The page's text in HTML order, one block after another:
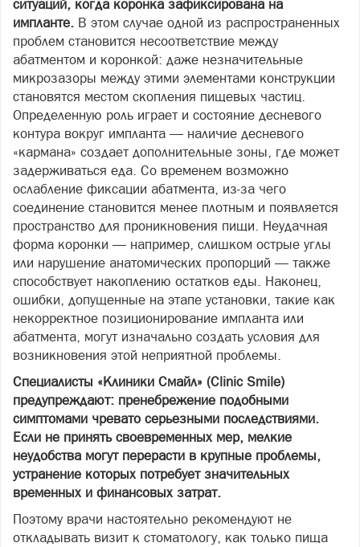
ситуаций, когда коронка зафиксирована на
импланте. В этом случае одной из распространенных
проблем становится несоответствие между
абатментом и коронкой: даже незначительные
микрозазоры между этими элементами конструкции
становятся местом скопления пищевых частиц.
Определенную роль играет и состояние десневого
контура вокруг импланта — наличие десневого
«кармана» создает дополнительные зоны, где может
задерживаться еда. Со временем возможно
ослабление фиксации абатмента, из‑за чего
соединение становится менее плотным и появляется
пространство для проникновения пищи. Неудачная
форма коронки — например, слишком острые углы
или нарушение анатомических пропорций — также
способствует накоплению остатков еды. Наконец,
ошибки, допущенные на этапе установки, такие как
некорректное позиционирование импланта или
абатмента, могут изначально создать условия для
возникновения этой неприятной проблемы.
Специалисты «Клиники Смайл» (Clinic Smile)
предупреждают: пренебрежение подобными
симптомами чревато серьезными последствиями.
Если не принять своевременных мер, мелкие
неудобства могут перерасти в крупные проблемы,
устранение которых потребует значительных
временных и финансовых затрат.
Поэтому врачи настоятельно рекомендуют не
откладывать визит к стоматологу, как только пища